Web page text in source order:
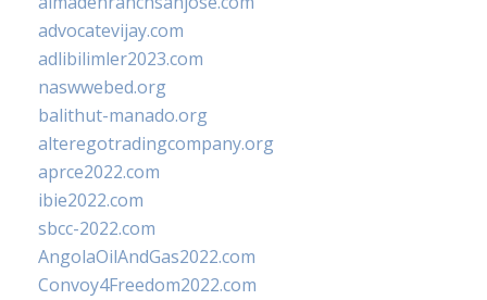
advocatevijay.com
adlibilimler2023.com
naswwebed.org
balithut-manado.org
alteregotradingcompany.org
aprce2022.com
ibie2022.com
sbcc-2022.com
AngolaOilAndGas2022.com
Convoy4Freedom2022.com